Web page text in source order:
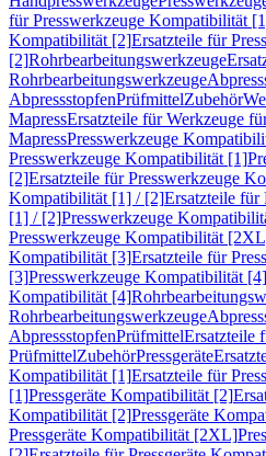
für Presswerkzeuge Kompatibilität
Kompatibilität [2]Ersatzteile für
[2]Rohrbearbeitungswerkzeuge
Rohrbearbeitungswerkzeuge
AbpressstopfenPrüfmittelZubehör
MapressErsatzteile für Werkzeuge
MapressPresswerkzeuge
Presswerkzeuge Kompatibilität [1]
[2]Ersatzteile für Presswerkzeuge
Kompatibilität [1] / [2]Ersatzteile für
[1] / [2]Presswerkzeuge
Presswerkzeuge Kompatibilität
Kompatibilität [3]Ersatzteile für
[3]Presswerkzeuge Kompatibilität [4]
Kompatibilität [4]
Rohrbearbeitungswerkzeuge
AbpressstopfenPrüfmittelErsatzteile
PrüfmittelZubehörPressgeräte
Kompatibilität [1]Ersatzteile für
[1]Pressgeräte Kompatibilität [2]
Kompatibilität [2]Pressgeräte
Pressgeräte Kompatibilität [2XL]